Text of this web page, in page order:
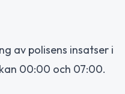
av polisens insatser i
00:00 och 07:00.